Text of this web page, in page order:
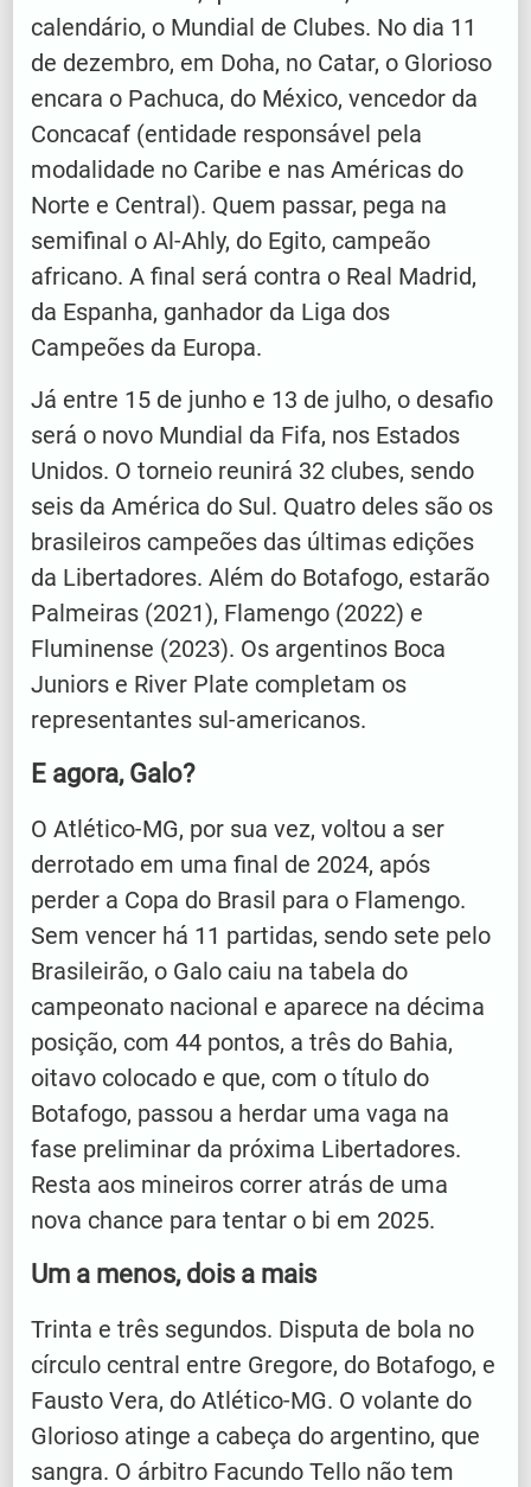
calendário, o Mundial de Clubes. No dia 11
de dezembro, em Doha, no Catar, o Glorioso
encara o Pachuca, do México, vencedor da
Concacaf (entidade responsável pela
modalidade no Caribe e nas Américas do
Norte e Central). Quem passar, pega na
semifinal o Al-Ahly, do Egito, campeão
africano. A final será contra o Real Madrid,
da Espanha, ganhador da Liga dos
Campeões da Europa.
Já entre 15 de junho e 13 de julho, o desafio
será o novo Mundial da Fifa, nos Estados
Unidos. O torneio reunirá 32 clubes, sendo
seis da América do Sul. Quatro deles são os
brasileiros campeões das últimas edições
da Libertadores. Além do Botafogo, estarão
Palmeiras (2021), Flamengo (2022) e
Fluminense (2023). Os argentinos Boca
Juniors e River Plate completam os
representantes sul-americanos.
E agora, Galo?
O Atlético-MG, por sua vez, voltou a ser
derrotado em uma final de 2024, após
perder a Copa do Brasil para o Flamengo.
Sem vencer há 11 partidas, sendo sete pelo
Brasileirão, o Galo caiu na tabela do
campeonato nacional e aparece na décima
posição, com 44 pontos, a três do Bahia,
oitavo colocado e que, com o título do
Botafogo, passou a herdar uma vaga na
fase preliminar da próxima Libertadores.
Resta aos mineiros correr atrás de uma
nova chance para tentar o bi em 2025.
Um a menos, dois a mais
Trinta e três segundos. Disputa de bola no
círculo central entre Gregore, do Botafogo, e
Fausto Vera, do Atlético-MG. O volante do
Glorioso atinge a cabeça do argentino, que
sangra. O árbitro Facundo Tello não tem